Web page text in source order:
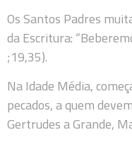
Os Santos Padres
da Escritura:
;19,35).
Na Idade Média,
pecados, a quem
Gertrudes a Grande,